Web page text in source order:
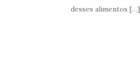
desses alimentos […]